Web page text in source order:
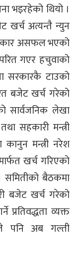
भइरहेको थियो ।
खर्च अत्यन्तै न्युन
असफल भएको
गएर हचुवाको
सरकारकै टाउको
बजेट खर्च गरेको
सार्वजनिक लेखा
सहकारी मन्त्री
मन्त्री नरेश
खर्च गरिएको
समितीको बैठकमा
बजेट खर्च गरेको
प्रतिवद्धता व्यक्त
पनि अब गल्ती